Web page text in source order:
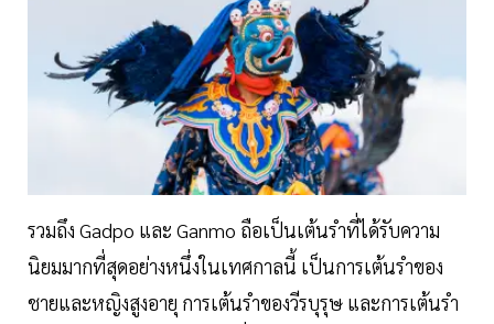
รวมถึง Gadpo และ Ganmo ถือเป็นเต้นรำที่ได้รับความ
นิยมมากที่สุดอย่างหนึ่งในเทศกาลนี้ เป็นการเต้นรำของ
ชายและหญิงสูงอายุ การเต้นรำของวีรบุรุษ และการเต้นรำ